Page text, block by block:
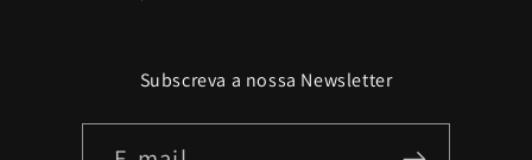
Subscreva a nossa Newsletter